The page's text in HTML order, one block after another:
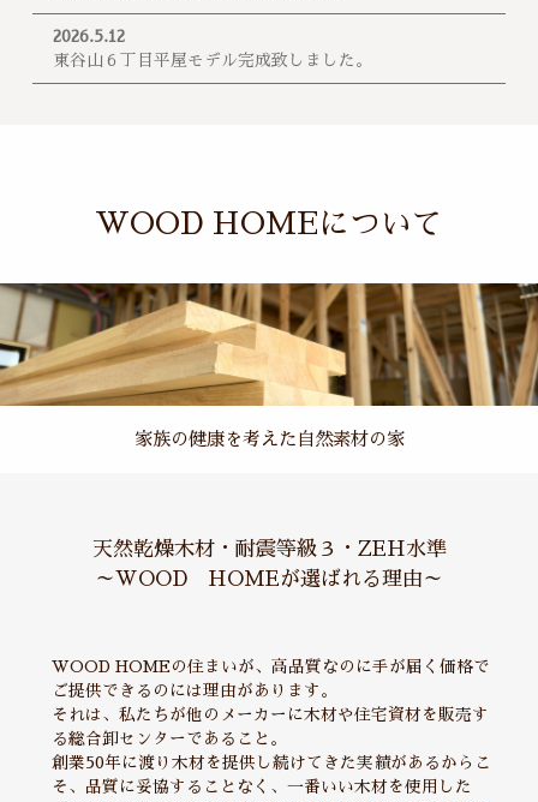
2026.5.12
東谷山６丁目平屋モデル完成致しました。
WOOD HOMEについて
家族の健康を考えた自然素材の家
天然乾燥木材・耐震等級３・ZEH水準
～WOOD HOMEが選ばれる理由～
WOOD HOMEの住まいが、高品質なのに手が届く価格で
ご提供できるのには理由があります。
それは、私たちが他のメーカーに木材や住宅資材を販売す
る総合卸センターであること。
創業50年に渡り木材を提供し続けてきた実績があるからこ
そ、品質に妥協することなく、一番いい木材を使用した